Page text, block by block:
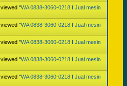
viewed "WA 0838-3060-0218 I Jual mesin
viewed "WA 0838-3060-0218 I Jual mesin
viewed "WA 0838-3060-0218 I Jual mesin
viewed "WA 0838-3060-0218 I Jual mesin
viewed "WA 0838-3060-0218 I Jual mesin